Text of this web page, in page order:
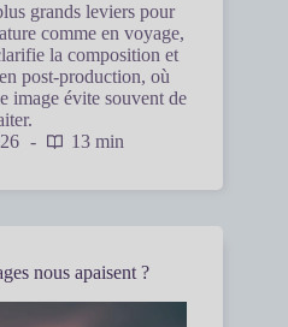
grands leviers pour
comme en voyage,
la composition et
post-production, où
image évite souvent de
13 min
nous apaisent ?